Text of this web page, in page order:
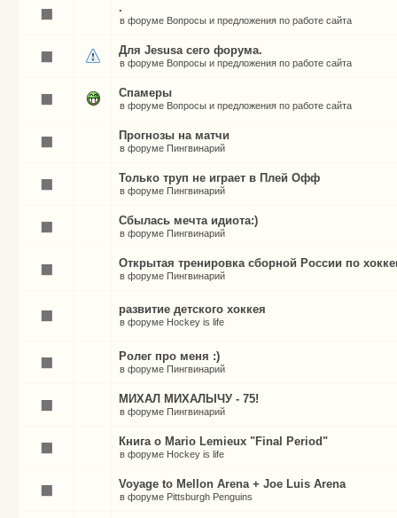
.
в форуме Вопросы и предложения по работе сайта
Для Jesusа сего форума.
в форуме Вопросы и предложения по работе сайта
Спамеры
в форуме Вопросы и предложения по работе сайта
Прогнозы на матчи
в форуме Пингвинарий
Только труп не играет в Плей Офф
в форуме Пингвинарий
Сбылась мечта идиота:)
в форуме Пингвинарий
Открытая тренировка сборной России по
в форуме Пингвинарий
развитие детского хоккея
в форуме Hockey is life
Ролег про меня :)
в форуме Пингвинарий
МИХАЛ МИХАЛЫЧУ - 75!
в форуме Пингвинарий
Книга о Mario Lemieux "Final Period"
в форуме Hockey is life
Voyage to Mellon Arena + Joe Luis Arena
в форуме Pittsburgh Penguins